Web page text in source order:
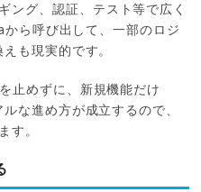
ング、認証、テスト等で広く
ら呼び出して、一部のロジ
も現実的です。
止めずに、新規機能だけ
な進め方が成立するので、
す。